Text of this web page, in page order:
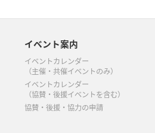
イベント案内
イベントカレンダー
（主催・共催イベントのみ）
イベントカレンダー
（協賛・後援イベントを含む）
協賛・後援・協力の申請